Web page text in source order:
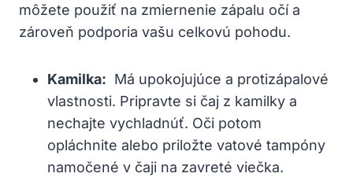
môžete použiť na zmiernenie zápalu očí a
zároveň ‍podporia vašu celkovú⁤ pohodu.
Kamilka: ⁢ Má upokojujúce a⁢ protizápalové
⁣vlastnosti.​ Pripravte ​si⁢ čaj z kamilky a
nechajte vychladnúť. Oči ⁣potom
opláchnite alebo priložte vatové tampóny
namočené v čaji na zavreté ⁢viečka.